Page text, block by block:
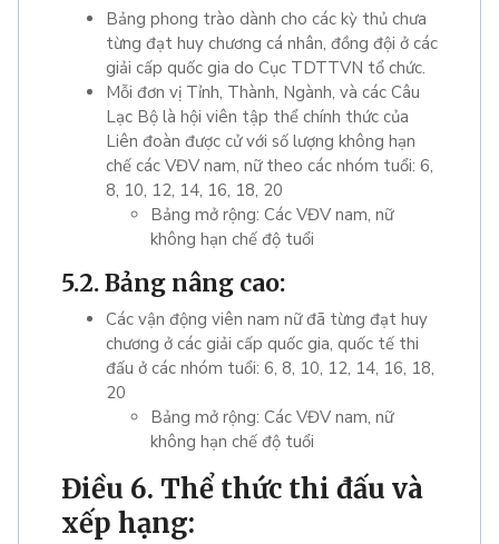
Bảng phong trào dành cho các kỳ thủ chưa
từng đạt huy chương cá nhân, đồng đội ở các
giải cấp quốc gia do Cục TDTTVN tổ chức.
Mỗi đơn vị Tỉnh, Thành, Ngành, và các Câu
Lạc Bộ là hội viên tập thể chính thức của
Liên đoàn được cử với số lượng không hạn
chế các VĐV nam, nữ theo các nhóm tuổi: 6,
8, 10, 12, 14, 16, 18, 20
Bảng mở rộng: Các VĐV nam, nữ
không hạn chế độ tuổi
5.2. Bảng nâng cao:
Các vận động viên nam nữ đã từng đạt huy
chương ở các giải cấp quốc gia, quốc tế thi
đấu ở các nhóm tuổi: 6, 8, 10, 12, 14, 16, 18,
20
Bảng mở rộng: Các VĐV nam, nữ
không hạn chế độ tuổi
Điều 6. Thể thức thi đấu và
xếp hạng: